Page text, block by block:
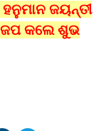
ଜୟନ୍ତୀ
ଜପ କଲେ ଶୁଭ